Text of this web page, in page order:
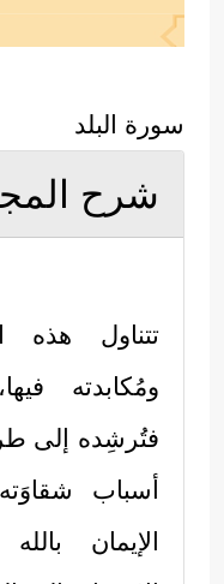
سورة البلد
شرح
تتناول هذه
ومُكابدته
فتُرشِده إلى
أسباب
الإيمان